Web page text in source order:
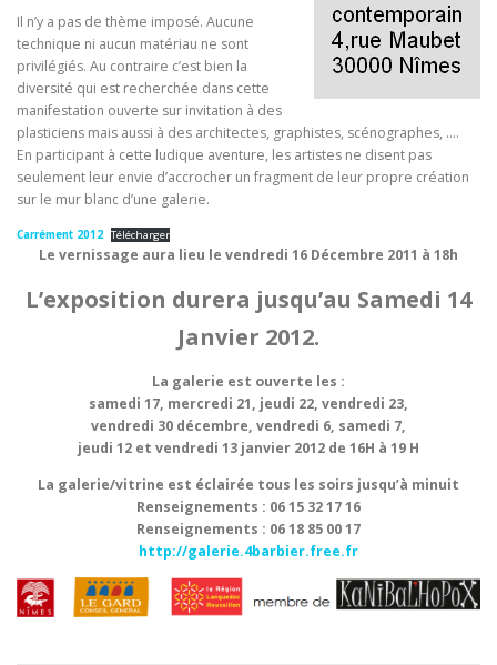
Il n’y a pas de thème imposé. Aucune
technique ni aucun matériau ne sont
privilégiés. Au contraire c’est bien la
diversité qui est recherchée dans cette
manifestation ouverte sur invitation à des
plasticiens mais aussi à des architectes, graphistes, scénographes, ….
En participant à cette ludique aventure, les artistes ne disent pas
seulement leur envie d’accrocher un fragment de leur propre création
sur le mur blanc d’une galerie.
Carrément 2012 Télécharger
Le vernissage aura lieu le vendredi 16 Décembre 2011 à 18h
L’exposition durera jusqu’au Samedi 14
Janvier 2012.
La galerie est ouverte les :
samedi 17, mercredi 21, jeudi 22, vendredi 23,
vendredi 30 décembre, vendredi 6, samedi 7,
jeudi 12 et vendredi 13 janvier 2012 de 16H à 19 H
La galerie/vitrine est éclairée tous les soirs jusqu’à minuit
Renseignements : 06 15 32 17 16
Renseignements : 06 18 85 00 17
http://galerie.4barbier.free.fr